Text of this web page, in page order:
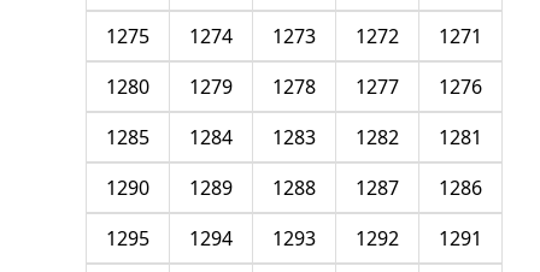
1271
1272
1273
1274
1275
1276
1277
1278
1279
1280
1281
1282
1283
1284
1285
1286
1287
1288
1289
1290
1291
1292
1293
1294
1295